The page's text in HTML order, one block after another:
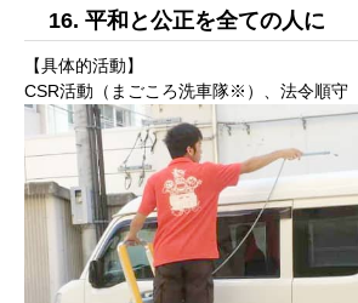
16. 平和と公正を全ての人に
【具体的活動】
CSR活動（まごころ洗車隊※）、法令順守